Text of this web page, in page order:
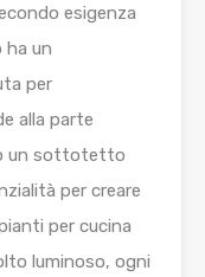
esigenza
ha un
per
alla parte
un sottotetto
per creare
per cucina
luminoso, ogni